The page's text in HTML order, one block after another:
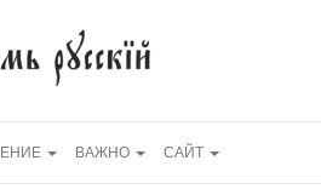
ВАЖНО САЙТ